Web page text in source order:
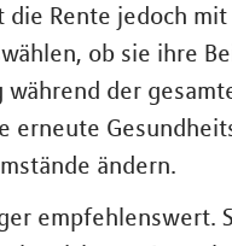
Rente jedoch
ob sie ihre
der
erneute
ändern.
empfehlenswert.